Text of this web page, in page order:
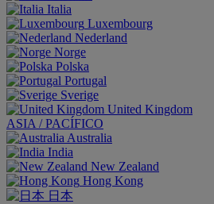
Italia
Luxembourg
Nederland
Norge
Polska
Portugal
Sverige
United Kingdom
ASIA / PACÍFICO
Australia
India
New Zealand
Hong Kong
日本